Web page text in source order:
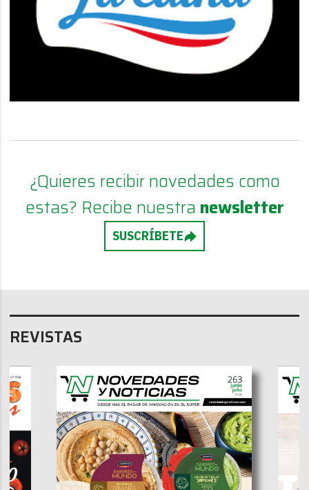
¿Quieres recibir novedades como
estas? Recibe nuestra newsletter
SUSCRÍBETE
REVISTAS